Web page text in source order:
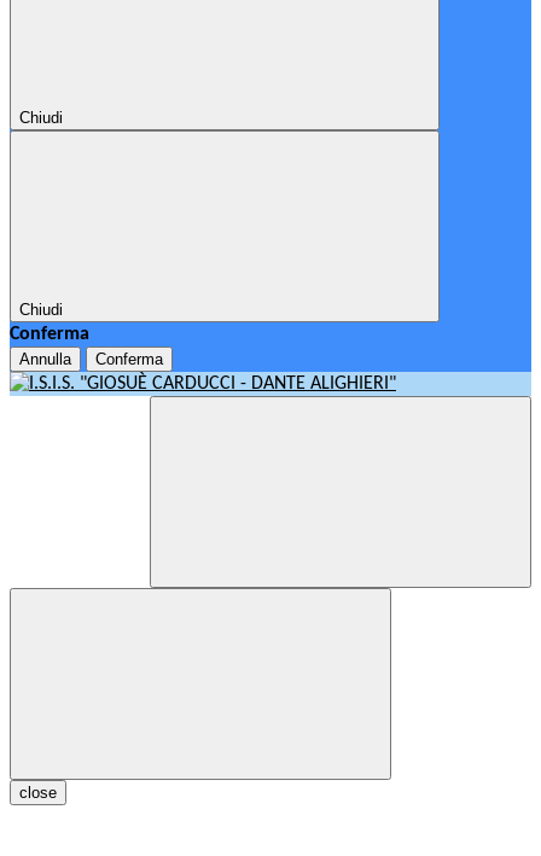
Chiudi
Chiudi
Conferma
Annulla Conferma
close